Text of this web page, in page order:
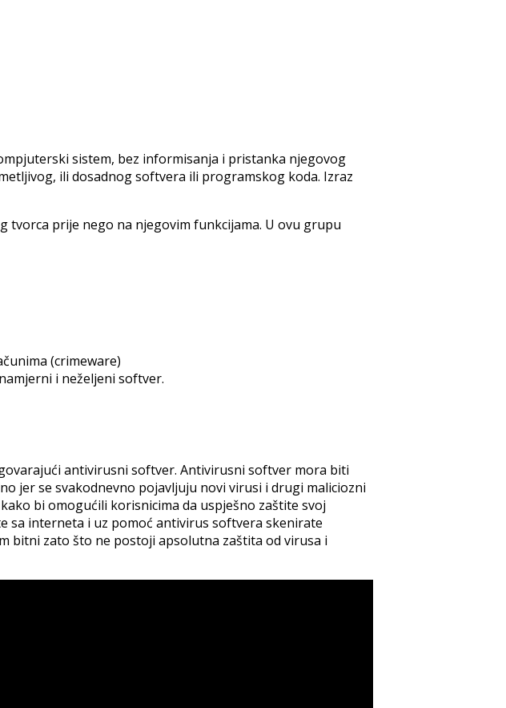
sistem, bez informisanja i pristanka njegovog
ili dosadnog softvera ili programskog koda. Izraz
tvorca prije nego na njegovim funkcijama. U ovu grupu
(crimeware)
i neželjeni softver.
antivirusni softver. Antivirusni softver mora biti
jer se svakodnevno pojavljuju novi virusi i drugi maliciozni
bi omogućili korisnicima da uspješno zaštite svoj
sa interneta i uz pomoć antivirus softvera skenirate
bitni zato što ne postoji apsolutna zaštita od virusa i